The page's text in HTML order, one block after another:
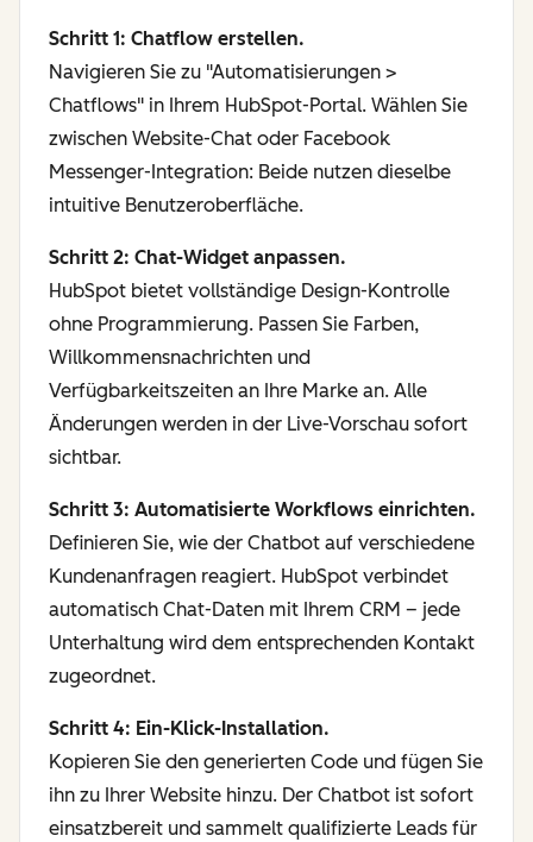
Schritt 1: Chatflow erstellen.
Navigieren Sie zu "Automatisierungen >
Chatflows" in Ihrem HubSpot-Portal. Wählen Sie
zwischen Website-Chat oder Facebook
Messenger-Integration: Beide nutzen dieselbe
intuitive Benutzeroberfläche.
Schritt 2: Chat-Widget anpassen.
HubSpot bietet vollständige Design-Kontrolle
ohne Programmierung. Passen Sie Farben,
Willkommensnachrichten und
Verfügbarkeitszeiten an Ihre Marke an. Alle
Änderungen werden in der Live-Vorschau sofort
sichtbar.
Schritt 3: Automatisierte Workflows einrichten.
Definieren Sie, wie der Chatbot auf verschiedene
Kundenanfragen reagiert. HubSpot verbindet
automatisch Chat-Daten mit Ihrem CRM – jede
Unterhaltung wird dem entsprechenden Kontakt
zugeordnet.
Schritt 4: Ein-Klick-Installation.
Kopieren Sie den generierten Code und fügen Sie
ihn zu Ihrer Website hinzu. Der Chatbot ist sofort
einsatzbereit und sammelt qualifizierte Leads für